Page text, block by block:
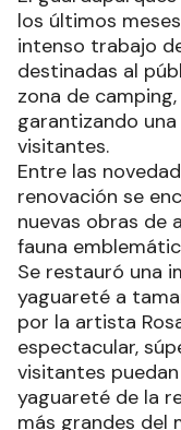
los últimos
intenso trabajo
destinadas al
zona de
garantizando
visitantes.
Entre las
renovación se
nuevas obras de
fauna
Se restauró una
yaguareté a
por la artista
espectacular,
visitantes
yaguareté de la
más grandes del